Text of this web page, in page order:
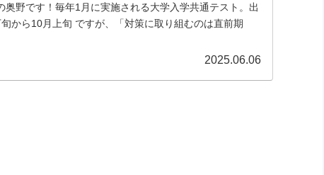
奥野です！毎年1月に実施される大学入学共通テスト。出
から10月上旬 ですが、「対策に取り組むのは直前期
2025.06.06